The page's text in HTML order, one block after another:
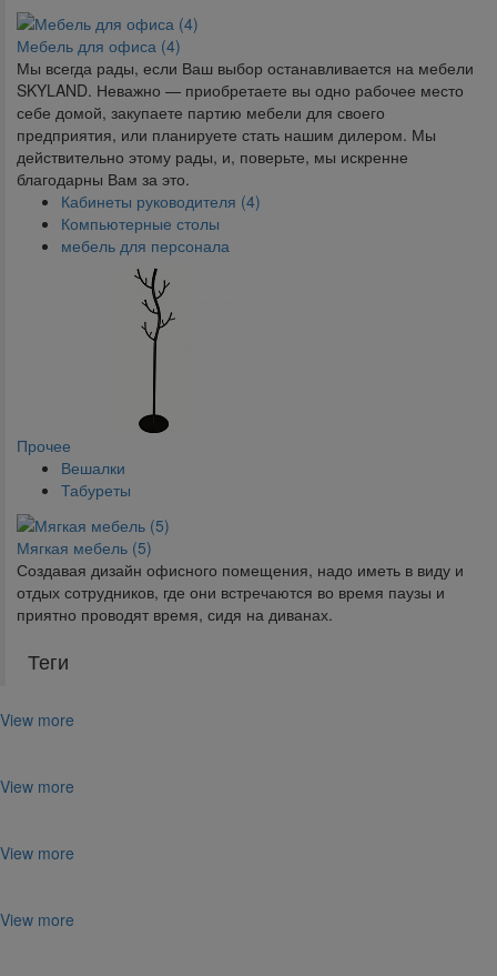
Мебель для офиса (4)
Мы всегда рады, если Ваш выбор останавливается на мебели
SKYLAND. Неважно — приобретаете вы одно рабочее место
себе домой, закупаете партию мебели для своего
предприятия, или планируете стать нашим дилером. Мы
действительно этому рады, и, поверьте, мы искренне
благодарны Вам за это.
Кабинеты руководителя (4)
Компьютерные столы
мебель для персонала
Прочее
Вешалки
Табуреты
Мягкая мебель (5)
Создавая дизайн офисного помещения, надо иметь в виду и
отдых сотрудников, где они встречаются во время паузы и
приятно проводят время, сидя на диванах.
Теги
View more
View more
View more
View more